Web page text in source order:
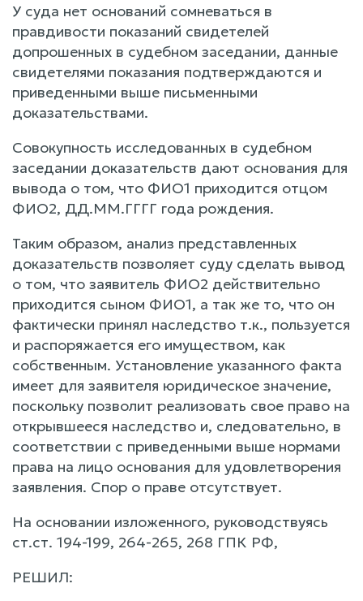
У суда нет оснований сомневаться в
правдивости показаний свидетелей
допрошенных в судебном заседании, данные
свидетелями показания подтверждаются и
приведенными выше письменными
доказательствами.
Совокупность исследованных в судебном
заседании доказательств дают основания для
вывода о том, что ФИО1 приходится отцом
ФИО2, ДД.ММ.ГГГГ года рождения.
Таким образом, анализ представленных
доказательств позволяет суду сделать вывод
о том, что заявитель ФИО2 действительно
приходится сыном ФИО1, а так же то, что он
фактически принял наследство т.к., пользуется
и распоряжается его имуществом, как
собственным. Установление указанного факта
имеет для заявителя юридическое значение,
поскольку позволит реализовать свое право на
открывшееся наследство и, следовательно, в
соответствии с приведенными выше нормами
права на лицо основания для удовлетворения
заявления. Спор о праве отсутствует.
На основании изложенного, руководствуясь
ст.ст. 194-199, 264-265, 268 ГПК РФ,
РЕШИЛ: